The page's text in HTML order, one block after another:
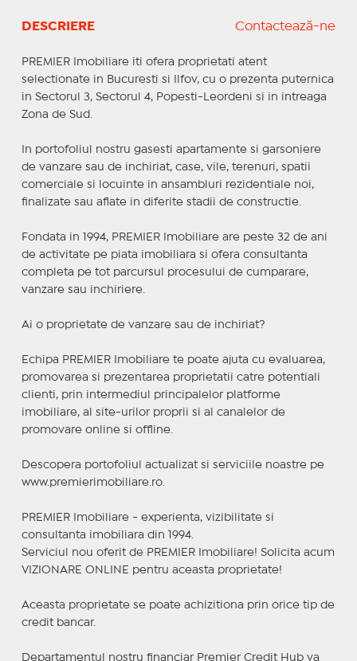
DESCRIERE Contactează-ne
PREMIER Imobiliare iti ofera proprietati atent
selectionate in Bucuresti si Ilfov, cu o prezenta puternica
in Sectorul 3, Sectorul 4, Popesti-Leordeni si in intreaga
Zona de Sud.
In portofoliul nostru gasesti apartamente si garsoniere
de vanzare sau de inchiriat, case, vile, terenuri, spatii
comerciale si locuinte in ansambluri rezidentiale noi,
finalizate sau aflate in diferite stadii de constructie.
Fondata in 1994, PREMIER Imobiliare are peste 32 de ani
de activitate pe piata imobiliara si ofera consultanta
completa pe tot parcursul procesului de cumparare,
vanzare sau inchiriere.
Ai o proprietate de vanzare sau de inchiriat?
Echipa PREMIER Imobiliare te poate ajuta cu evaluarea,
promovarea si prezentarea proprietatii catre potentiali
clienti, prin intermediul principalelor platforme
imobiliare, al site-urilor proprii si al canalelor de
promovare online si offline.
Descopera portofoliul actualizat si serviciile noastre pe
www.premierimobiliare.ro.
PREMIER Imobiliare - experienta, vizibilitate si
consultanta imobiliara din 1994.
Serviciul nou oferit de PREMIER Imobiliare! Solicita acum
VIZIONARE ONLINE pentru aceasta proprietate!
Aceasta proprietate se poate achizitiona prin orice tip de
credit bancar.
Departamentul nostru financiar Premier Credit Hub va